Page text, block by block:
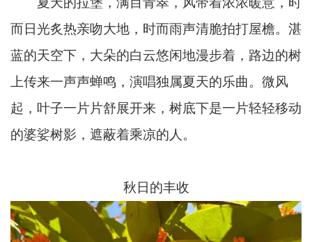
而日光炙热亲吻大地，时而雨声清脆拍打屋檐。湛
蓝的天空下，大朵的白云悠闲地漫步着，路边的树
上传来一声声蝉鸣，演唱独属夏天的乐曲。微风
起，叶子一片片舒展开来，树底下是一片轻轻移动
的婆娑树影，遮蔽着乘凉的人。
秋日的丰收